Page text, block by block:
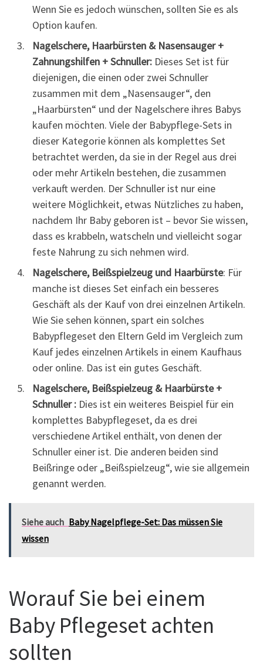
Wenn Sie es jedoch wünschen, sollten Sie es als
Option kaufen.
Nagelschere, Haarbürsten & Nasensauger +
Zahnungshilfen + Schnuller: Dieses Set ist für
diejenigen, die einen oder zwei Schnuller
zusammen mit dem „Nasensauger“, den
„Haarbürsten“ und der Nagelschere ihres Babys
kaufen möchten. Viele der Babypflege-Sets in
dieser Kategorie können als komplettes Set
betrachtet werden, da sie in der Regel aus drei
oder mehr Artikeln bestehen, die zusammen
verkauft werden. Der Schnuller ist nur eine
weitere Möglichkeit, etwas Nützliches zu haben,
nachdem Ihr Baby geboren ist – bevor Sie wissen,
dass es krabbeln, watscheln und vielleicht sogar
feste Nahrung zu sich nehmen wird.
Nagelschere, Beißspielzeug und Haarbürste: Für
manche ist dieses Set einfach ein besseres
Geschäft als der Kauf von drei einzelnen Artikeln.
Wie Sie sehen können, spart ein solches
Babypflegeset den Eltern Geld im Vergleich zum
Kauf jedes einzelnen Artikels in einem Kaufhaus
oder online. Das ist ein gutes Geschäft.
Nagelschere, Beißspielzeug & Haarbürste +
Schnuller : Dies ist ein weiteres Beispiel für ein
komplettes Babypflegeset, da es drei
verschiedene Artikel enthält, von denen der
Schnuller einer ist. Die anderen beiden sind
Beißringe oder „Beißspielzeug“, wie sie allgemein
genannt werden.
Siehe auch Baby Nagelpflege-Set: Das müssen Sie
wissen
Worauf Sie bei einem
Baby Pflegeset achten
sollten